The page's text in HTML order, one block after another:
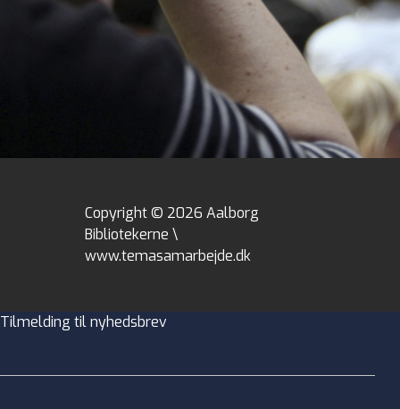
Copyright © 2026 Aalborg
Bibliotekerne \
www.temasamarbejde.dk
Tilmelding til nyhedsbrev